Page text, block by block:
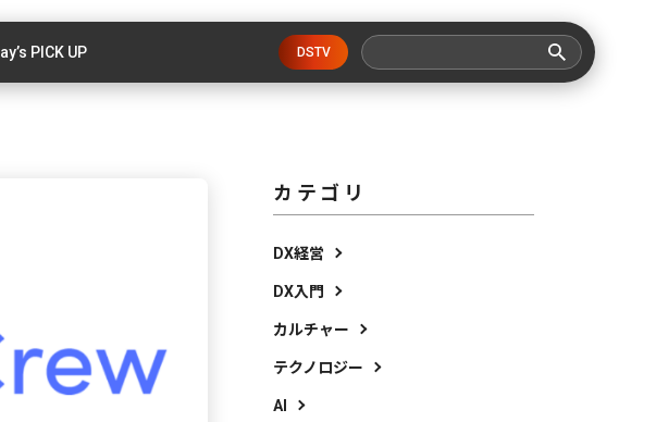
PICK UP DSTV
カテゴリ
DX経営
DX入門
カルチャー
テクノロジー
AI